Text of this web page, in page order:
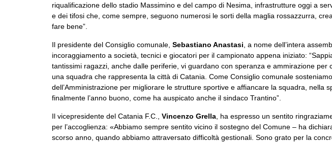
riqualificazione dello stadio Massimino e del campo di Nesima, infrastrutture oggi a
e dei tifosi che, come sempre, seguono numerosi le sorti della maglia rossazzurra,
fare bene”.
Il presidente del Consiglio comunale, Sebastiano Anastasi , a nome dell’intera
incoraggiamento a società, tecnici e giocatori per il campionato appena iniziato:
tantissimi ragazzi, anche dalle periferie, vi guardano con speranza e ammirazione per
una squadra che rappresenta la città di Catania. Come Consiglio comunale
dell’Amministrazione per migliorare le strutture sportive e affiancare la squadra, nella
finalmente l’anno buono, come ha auspicato anche il sindaco Trantino”.
Il vicepresidente del Catania F.C., Vincenzo Grella , ha espresso un sentito
per l’accoglienza: «Abbiamo sempre sentito vicino il sostegno del Comune – ha
scorso anno, quando abbiamo attraversato difficoltà gestionali. Sono grato per la